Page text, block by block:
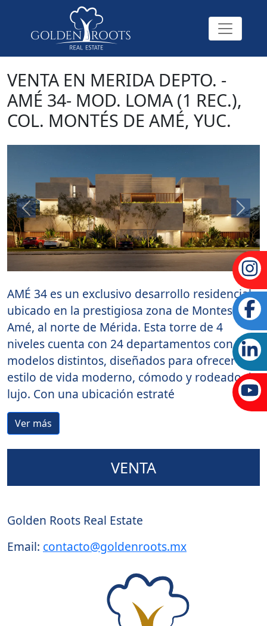
VENTA EN MERIDA DEPTO. -
AMÉ 34- MOD. LOMA (1 REC.),
COL. MONTÉS DE AMÉ, YUC.
Previous Next
AMÉ 34 es un exclusivo desarrollo residencial
ubicado en la prestigiosa zona de Montes de
Amé, al norte de Mérida. Esta torre de 4
niveles cuenta con 24 departamentos con 3
modelos distintos, diseñados para ofrecer un
estilo de vida moderno, cómodo y rodeado de
lujo. Con una ubicación estraté
Ver más
VENTA
Golden Roots Real Estate
Email: contacto@goldenroots.mx